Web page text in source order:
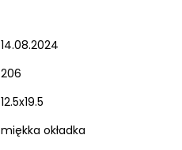
14.08.2024
206
12.5x19.5
miękka okładka